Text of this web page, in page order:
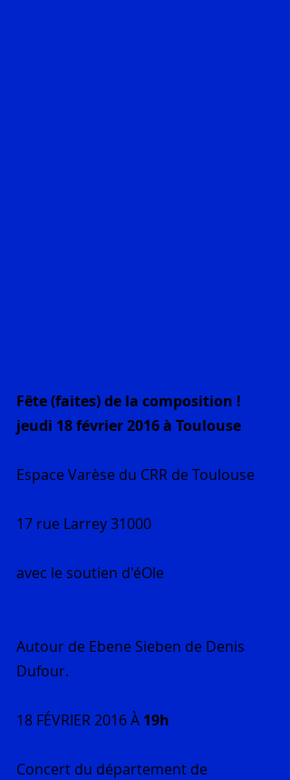
Fête (faites) de la composition !
jeudi 18 février 2016 à Toulouse
Espace Varèse du CRR de Toulouse
17 rue Larrey 31000
avec le soutien d'éOle
Autour de Ebene Sieben de Denis
Dufour.
18 FÉVRIER 2016 À 19h
Concert du département de